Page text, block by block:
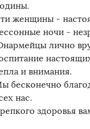
женщины -
ночи -
лично
и внимания.
бесконечно
нас.
здоровья